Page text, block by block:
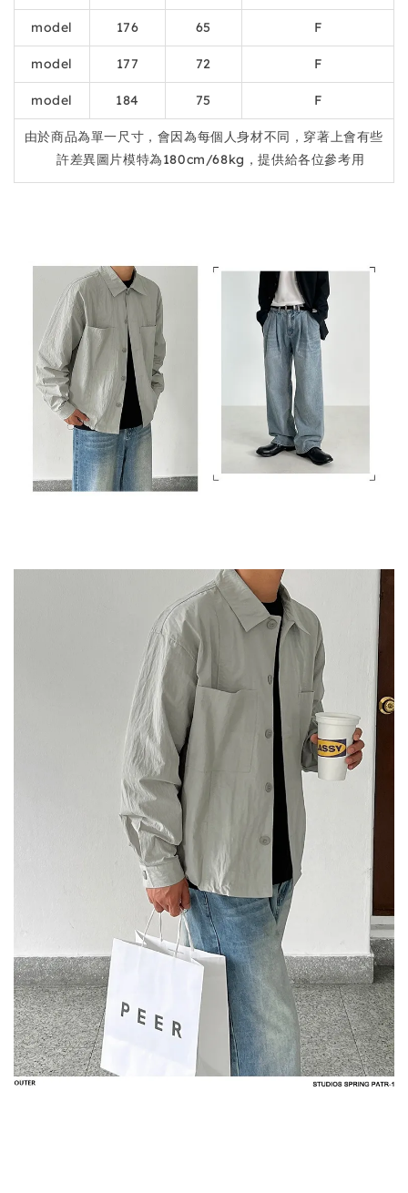
model 176 65 F
model 177 72 F
model 184 75 F
由於商品為單一尺寸，會因為每個人身材不同，穿著上會有些
許差異圖片模特為180cm/68kg，提供給各位參考用